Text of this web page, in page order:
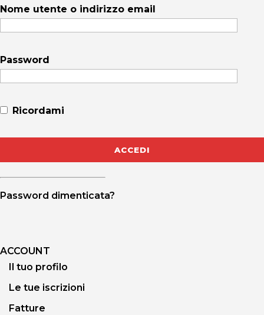
Nome utente o indirizzo email
Password
Ricordami
Password dimenticata?
ACCOUNT
Il tuo profilo
Le tue iscrizioni
Fatture